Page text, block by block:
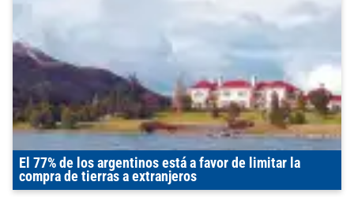
El 77% de los argentinos está a favor de limitar la
compra de tierras a extranjeros